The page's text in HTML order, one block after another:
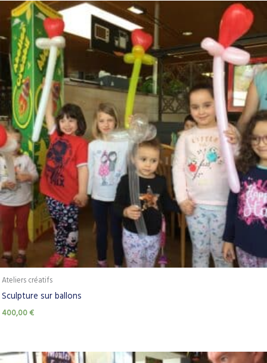
Ateliers créatifs
Sculpture sur ballons
400,00€